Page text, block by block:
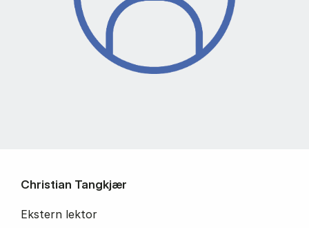
Christian Tangkjær
Ekstern lektor